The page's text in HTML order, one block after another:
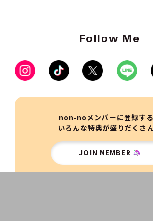
Follow Me
non-noメンバーに登録す
いろんな特典が盛りだくさ
JOIN MEMBER